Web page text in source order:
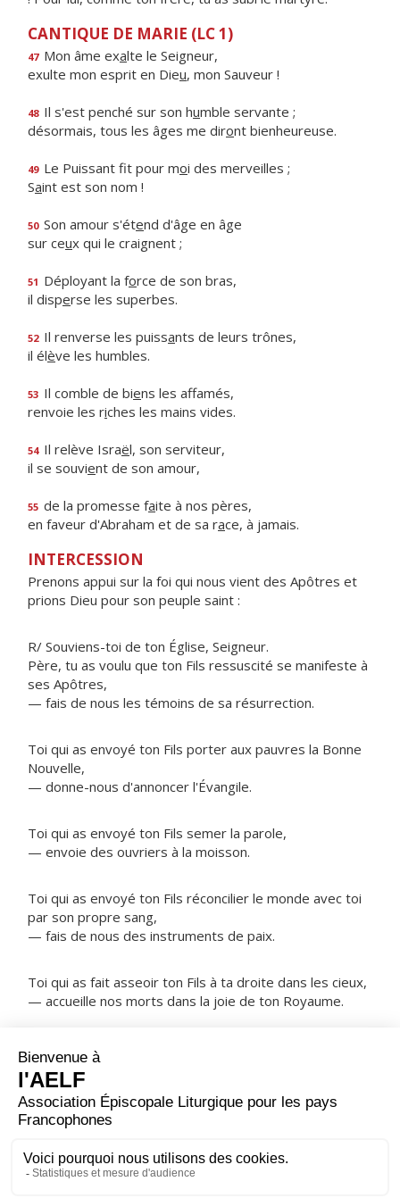
CANTIQUE DE MARIE (LC 1)
47 Mon âme exalte le Seigneur,
exulte mon esprit en Dieu, mon Sauveur !
48 Il s'est penché sur son humble servante ;
désormais, tous les âges me diront bienheureuse.
49 Le Puissant fit pour moi des merveilles ;
Saint est son nom !
50 Son amour s'étend d'âge en âge
sur ceux qui le craignent ;
51 Déployant la force de son bras,
il disperse les superbes.
52 Il renverse les puissants de leurs trônes,
il élève les humbles.
53 Il comble de biens les affamés,
renvoie les riches les mains vides.
54 Il relève Israël, son serviteur,
il se souvient de son amour,
55 de la promesse faite à nos pères,
en faveur d'Abraham et de sa race, à jamais.
INTERCESSION
Prenons appui sur la foi qui nous vient des Apôtres et
prions Dieu pour son peuple saint :
R/ Souviens-toi de ton Église, Seigneur.
Père, tu as voulu que ton Fils ressuscité se manifeste à
ses Apôtres,
— fais de nous les témoins de sa résurrection.
Toi qui as envoyé ton Fils porter aux pauvres la Bonne
Nouvelle,
— donne-nous d'annoncer l'Évangile.
Toi qui as envoyé ton Fils semer la parole,
— envoie des ouvriers à la moisson.
Toi qui as envoyé ton Fils réconcilier le monde avec toi
par son propre sang,
— fais de nous des instruments de paix.
Toi qui as fait asseoir ton Fils à ta droite dans les cieux,
— accueille nos morts dans la joie de ton Royaume.
NOTRE PÈRE
ORAISON
Seigneur, maître du monde, nous te supplions
avoir évangélisé et guidé ton Église, ne cesse
d'intercéder pour nous.